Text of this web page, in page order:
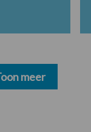
meer